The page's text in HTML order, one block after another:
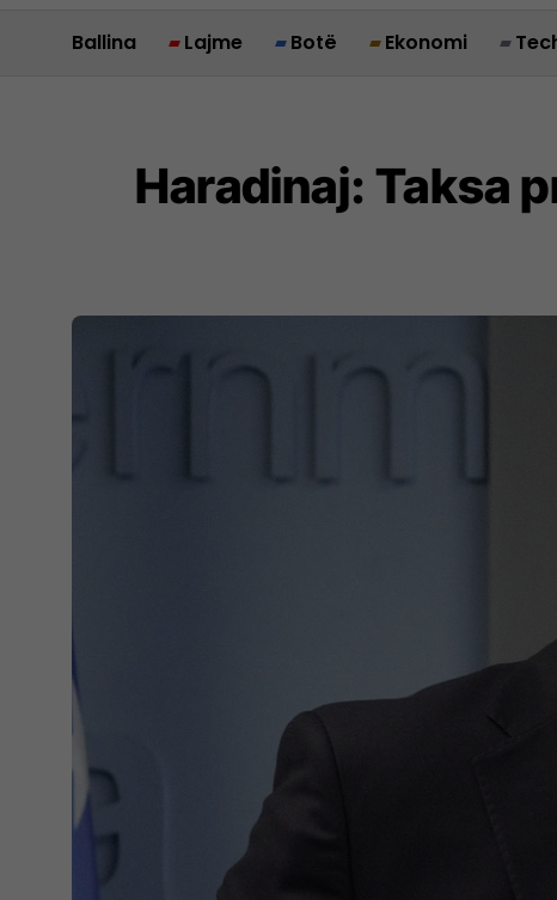
Ballina Lajme Botë Ekonomi
Haradinaj: Taksa